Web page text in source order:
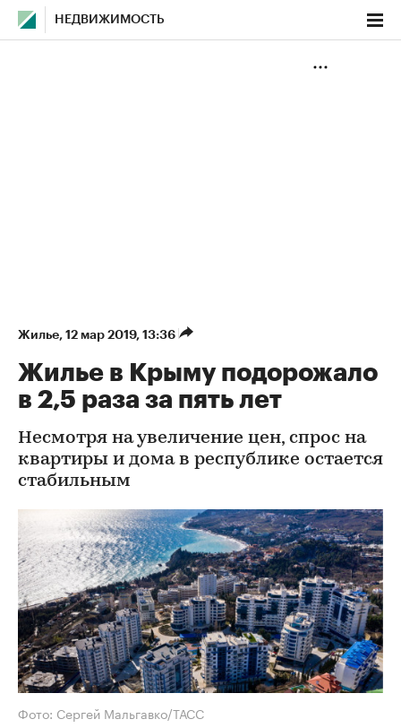
НЕДВИЖИМОСТЬ
Жилье⁠, 12 мар 2019, 13:36
Жилье в Крыму подорожало
в 2,5 раза за пять лет
Несмотря на увеличение цен, спрос на
квартиры и дома в республике остается
стабильным
Фото: Сергей Мальгавко/ТАСС